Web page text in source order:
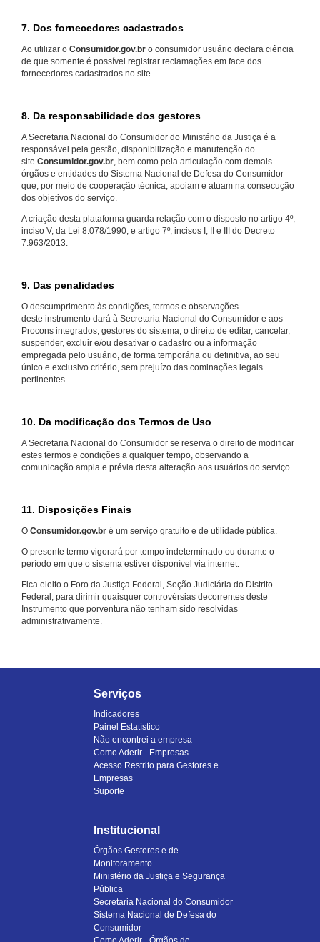
7. Dos fornecedores cadastrados
Ao utilizar o Consumidor.gov.br o consumidor usuário declara ciência
de que somente é possível registrar reclamações em face dos
fornecedores cadastrados no site.
8. Da responsabilidade dos gestores
A Secretaria Nacional do Consumidor do Ministério da Justiça é a
responsável pela gestão, disponibilização e manutenção do
site Consumidor.gov.br, bem como pela articulação com demais
órgãos e entidades do Sistema Nacional de Defesa do Consumidor
que, por meio de cooperação técnica, apoiam e atuam na consecução
dos objetivos do serviço.
A criação desta plataforma guarda relação com o disposto no artigo 4º,
inciso V, da Lei 8.078/1990, e artigo 7º, incisos I, II e III do Decreto
7.963/2013.
9. Das penalidades
O descumprimento às condições, termos e observações
deste instrumento dará à Secretaria Nacional do Consumidor e aos
Procons integrados, gestores do sistema, o direito de editar, cancelar,
suspender, excluir e/ou desativar o cadastro ou a informação
empregada pelo usuário, de forma temporária ou definitiva, ao seu
único e exclusivo critério, sem prejuízo das cominações legais
pertinentes.
10. Da modificação dos Termos de Uso
A Secretaria Nacional do Consumidor se reserva o direito de modificar
estes termos e condições a qualquer tempo, observando a
comunicação ampla e prévia desta alteração aos usuários do serviço.
11. Disposições Finais
O Consumidor.gov.br é um serviço gratuito e de utilidade pública.
O presente termo vigorará por tempo indeterminado ou durante o
período em que o sistema estiver disponível via internet.
Fica eleito o Foro da Justiça Federal, Seção Judiciária do Distrito
Federal, para dirimir quaisquer controvérsias decorrentes deste
Instrumento que porventura não tenham sido resolvidas
administrativamente.
Serviços
Indicadores
Painel Estatístico
Não encontrei a empresa
Como Aderir - Empresas
Acesso Restrito para Gestores e
Empresas
Suporte
Institucional
Órgãos Gestores e de
Monitoramento
Ministério da Justiça e Segurança
Pública
Secretaria Nacional do Consumidor
Sistema Nacional de Defesa do
Consumidor